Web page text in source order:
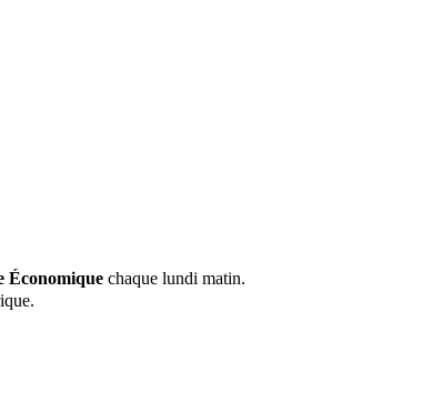
Économique chaque lundi matin.